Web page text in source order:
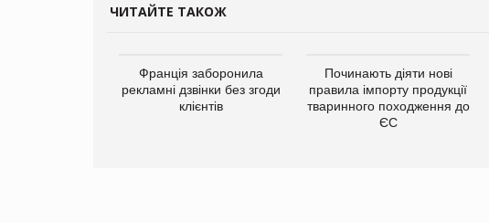
ЧИТАЙТЕ ТАКОЖ
Франція заборонила
рекламні дзвінки без згоди
клієнтів
Починають діяти нові
правила імпорту продукції
тваринного походження до
ЄС